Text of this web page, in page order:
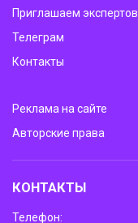
Приглашаем экспертов
Телеграм
Контакты
Реклама на сайте
Авторские права
КОНТАКТЫ
Телефон: